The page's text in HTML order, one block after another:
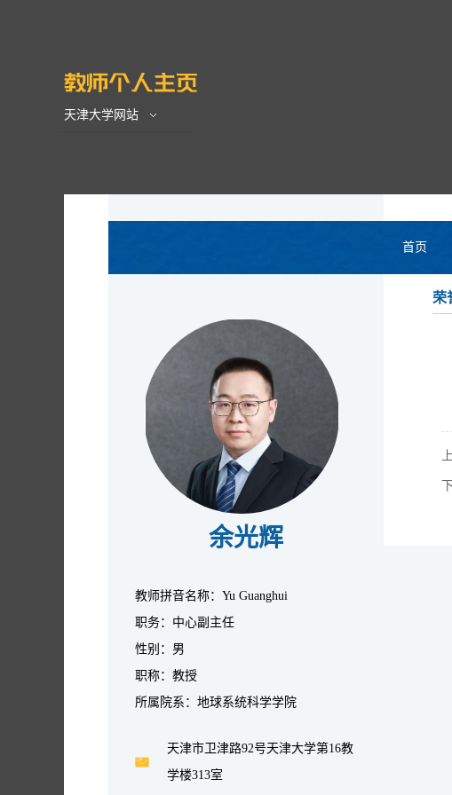
天津大学网站
首页
余光辉
教师拼音名称：Yu Guanghui
职务：中心副主任
性别：男
职称：教授
所属院系：地球系统科学学院
天津市卫津路92号天津大学第16教
学楼313室
荣